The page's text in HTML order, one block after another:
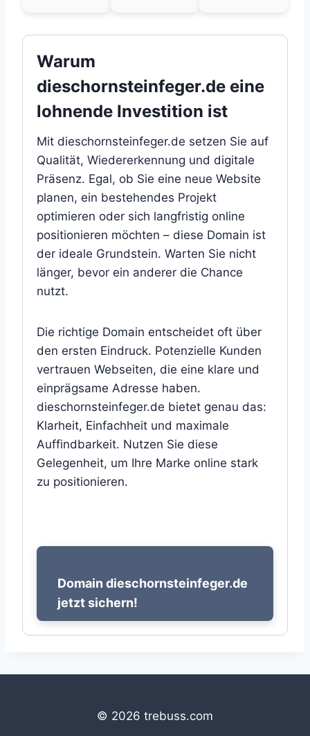
Warum
dieschornsteinfeger.de eine
lohnende Investition ist
Mit dieschornsteinfeger.de setzen Sie auf
Qualität, Wiedererkennung und digitale
Präsenz. Egal, ob Sie eine neue Website
planen, ein bestehendes Projekt
optimieren oder sich langfristig online
positionieren möchten – diese Domain ist
der ideale Grundstein. Warten Sie nicht
länger, bevor ein anderer die Chance
nutzt.
Die richtige Domain entscheidet oft über
den ersten Eindruck. Potenzielle Kunden
vertrauen Webseiten, die eine klare und
einprägsame Adresse haben.
dieschornsteinfeger.de bietet genau das:
Klarheit, Einfachheit und maximale
Auffindbarkeit. Nutzen Sie diese
Gelegenheit, um Ihre Marke online stark
zu positionieren.
Domain dieschornsteinfeger.de
jetzt sichern!
© 2026 trebuss.com